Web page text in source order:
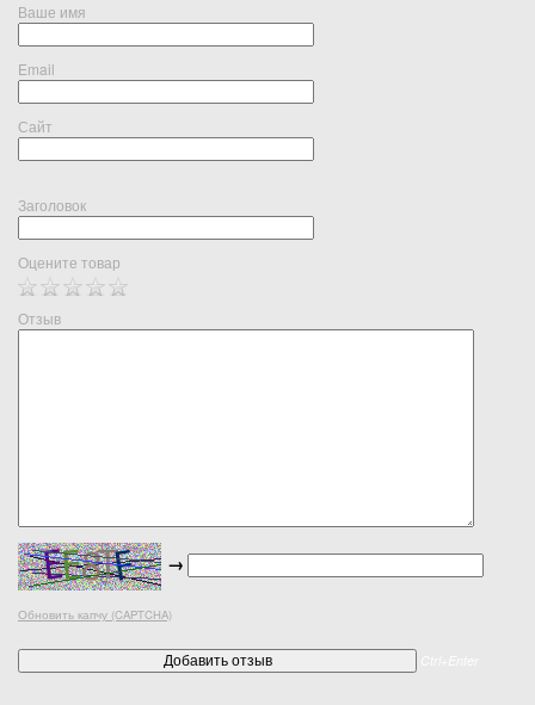
Ваше имя
Email
Сайт
Заголовок
Оцените товар
Отзыв
→
Обновить капчу (CAPTCHA)